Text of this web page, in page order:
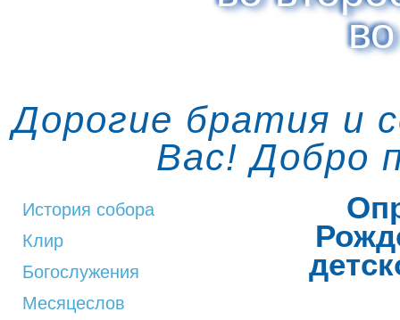
Дорогие братия и
Вас! Добро
История собора
Клир
Богослужения
Месяцеслов